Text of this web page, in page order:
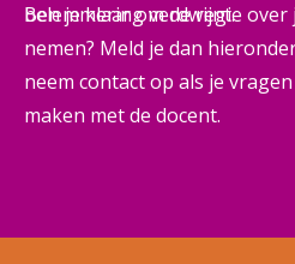
belemmering verdwijnt.
Ben je klaar om de regie
nemen? Meld je dan
neem contact op als je
maken met de docent.